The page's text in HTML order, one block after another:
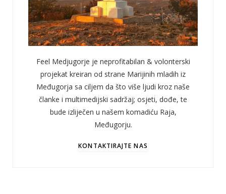
Feel Medjugorje je neprofitabilan & volonterski
projekat kreiran od strane Marijinih mladih iz
Međugorja sa ciljem da što više ljudi kroz naše
članke i multimedijski sadržaj; osjeti, dođe, te
bude izliječen u našem komadiću Raja,
Međugorju.
KONTAKTIRAJTE NAS